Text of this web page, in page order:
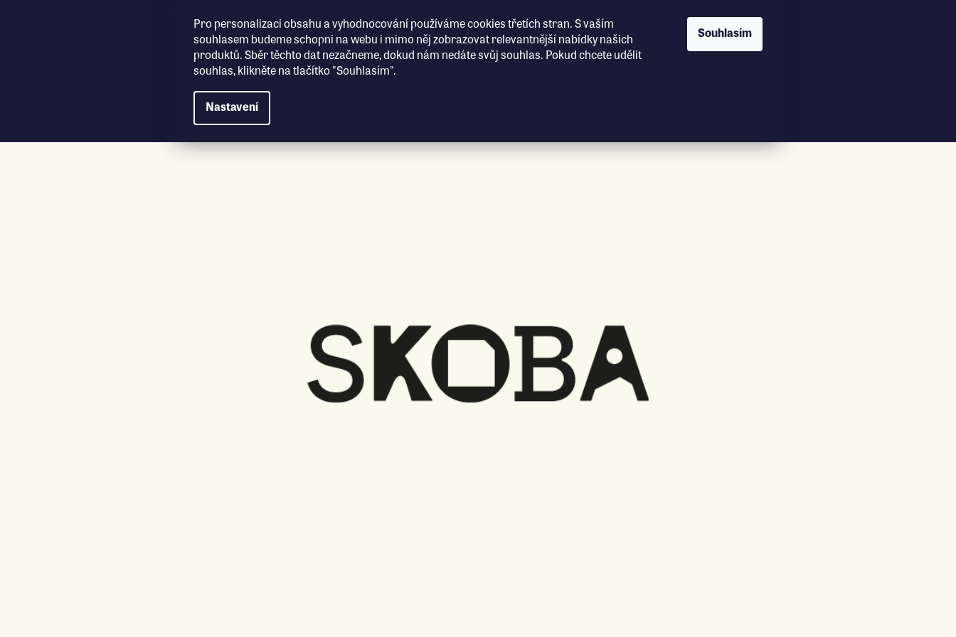
Pro personalizaci obsahu a vyhodnocování používáme cookies třetích stran. S vaším
souhlasem budeme schopni na webu i mimo něj zobrazovat relevantnější nabídky našich
produktů. Sběr těchto dat nezačneme, dokud nám nedáte svůj souhlas. Pokud chcete udělit
souhlas, klikněte na tlačítko "Souhlasím".
Nastavení
Souhlasím